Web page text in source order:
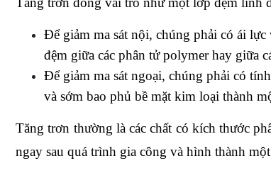
Để giảm ma sát nội, chúng phải có ái
đệm giữa các phân tử polymer hay giữa
Để giảm ma sát ngoại, chúng phải có
và sớm bao phủ bề mặt kim loại thành
Tăng trơn thường là các chất có kích thước
ngay sau quá trình gia công và hình thành